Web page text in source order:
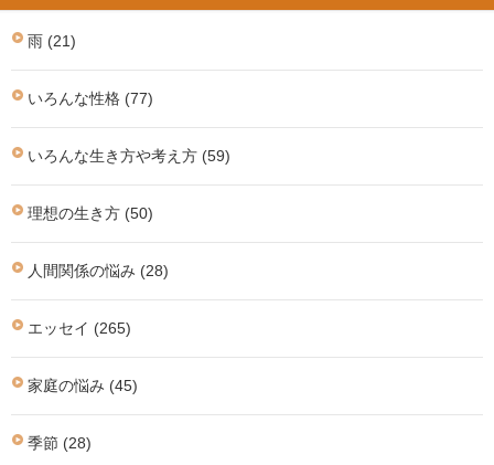
雨 (21)
いろんな性格 (77)
いろんな生き方や考え方 (59)
理想の生き方 (50)
人間関係の悩み (28)
エッセイ (265)
家庭の悩み (45)
季節 (28)